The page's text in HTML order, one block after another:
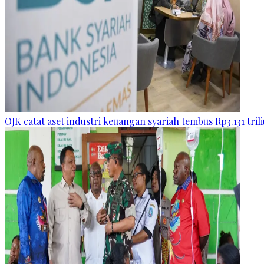
OJK catat aset industri keuangan syariah tembus Rp3.131